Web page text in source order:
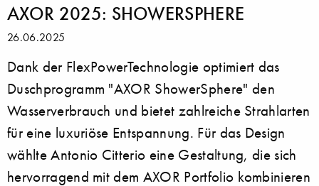
AXOR 2025: SHOWERSPHERE
26.06.2025
Dank der FlexPowerTechnologie optimiert das
Duschprogramm "AXOR ShowerSphere" den
Wasserverbrauch und bietet zahlreiche Strahlarten
für eine luxuriöse Entspannung. Für das Design
wählte Antonio Citterio eine Gestaltung, die sich
hervorragend mit dem AXOR Portfolio kombinieren